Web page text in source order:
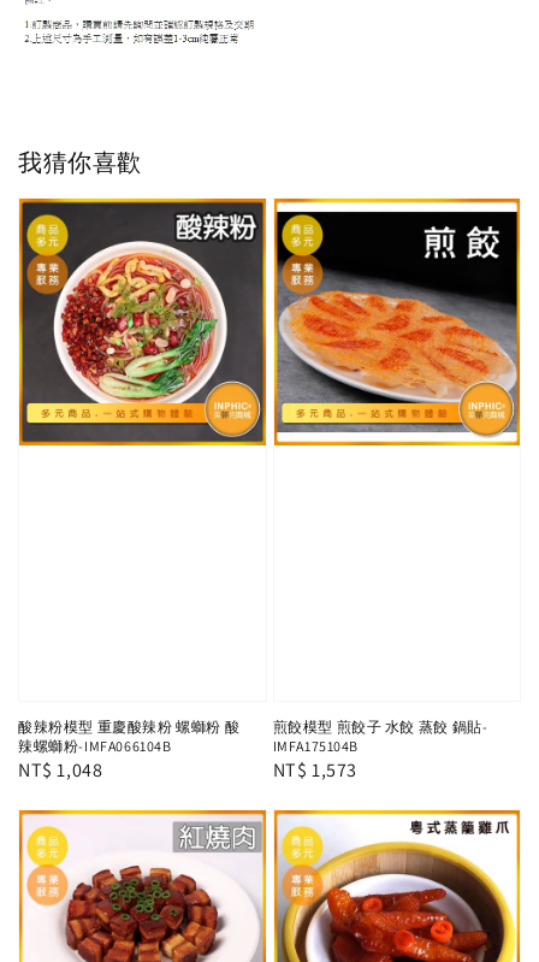
我猜你喜歡
酸辣粉模型 重慶酸辣粉 螺螄粉 酸
辣螺螄粉-IMFA066104B
Regular
NT$ 1,048
煎餃模型 煎餃子 水餃 蒸餃 鍋貼-
IMFA175104B
Regular
NT$ 1,573